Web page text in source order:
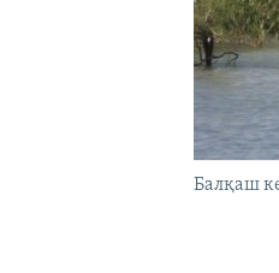
Балқаш